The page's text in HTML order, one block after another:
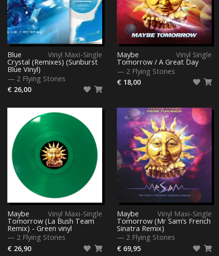
Vinyl Maxi-Single
Blue
Crystal (Remixes) (Sunburst
Blue Vinyl)
— 2 Flying Stones
€ 26,00
Vinyl Single
Maybe
Tomorrow / A Great Day
— 2 Flying Stones
€ 18,00
Vinyl Maxi-Single
Maybe
Tomorrow (La Bush Team
Remix) - Green vinyl
— 2 Flying Stones
€ 26,90
Vinyl Maxi-Single
Maybe
Tomorrow (Mr Sam’s French
Sinatra Remix)
— 2 Flying Stones
€ 69,95